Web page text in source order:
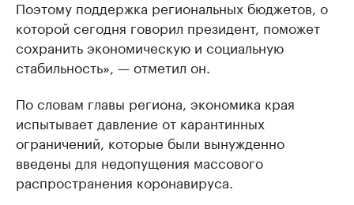
Поэтому поддержка региональных бюджетов, о
которой сегодня говорил президент, поможет
сохранить экономическую и социальную
стабильность», — отметил он.
По словам главы региона, экономика края
испытывает давление от карантинных
ограничений, которые были вынужденно
введены для недопущения массового
распространения коронавируса.